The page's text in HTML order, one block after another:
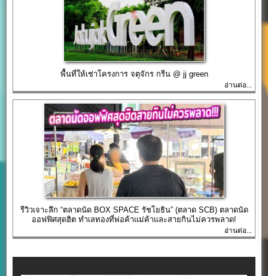
พื้นที่ให้เช่าโครงการ จตุจักร กรีน @ jj green
อ่านต่อ...
รีวิวเจาะลึก “ตลาดนัด BOX SPACE รัชโยธิน” (ตลาด SCB) ตลาดนัด
ออฟฟิศสุดฮิต ทำเลทองที่พ่อค้าแม่ค้าและสายกินไม่ควรพลาด!
อ่านต่อ...